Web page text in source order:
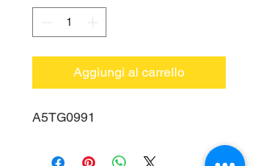
Aggiungi al carrello
A5TG0991